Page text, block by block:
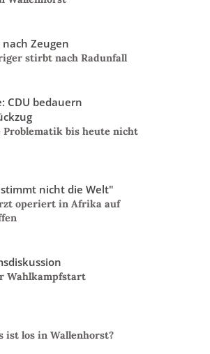
Zeugen
stirbt nach Radunfall
CDU bedauern
Problematik bis heute nicht
nicht die Welt"
operiert in Afrika auf
Wahlkampfstart
ist los in Wallenhorst?